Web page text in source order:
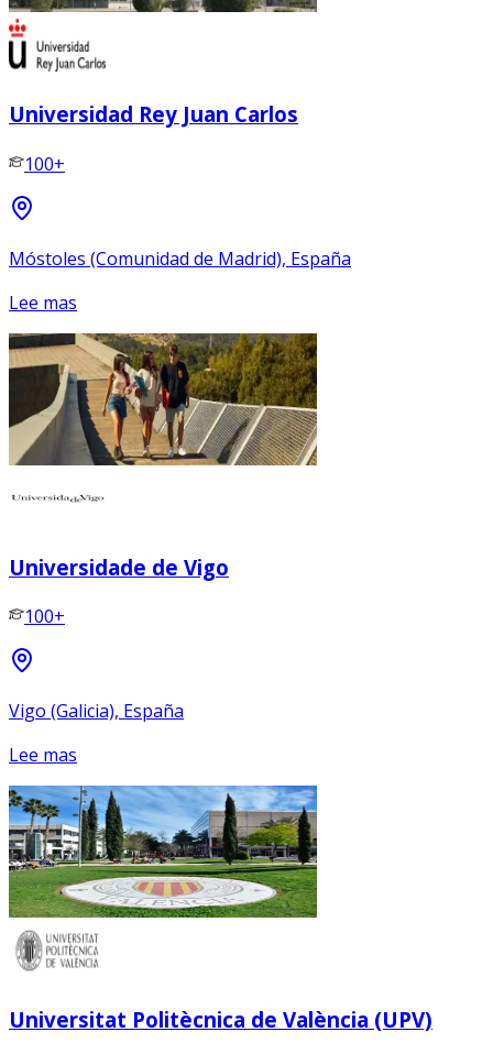
Universidad Rey Juan Carlos
100+
Móstoles (Comunidad de Madrid), España
Lee mas
Universidade de Vigo
100+
Vigo (Galicia), España
Lee mas
Universitat Politècnica de València (UPV)